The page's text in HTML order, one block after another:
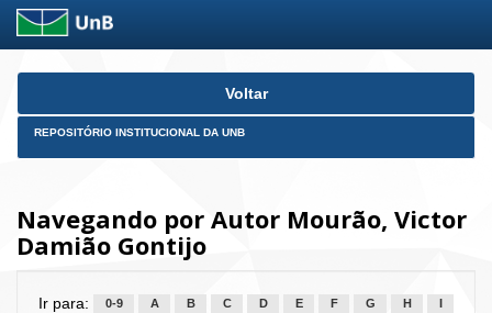
Skip
Voltar
REPOSITÓRIO INSTITUCIONAL DA UNB
Navegando por Autor Mourão, Victor
Damião Gontijo
Ir para: 0-9 A B C D E F G H